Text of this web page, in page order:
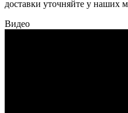
доставки уточняйте у наших
Видео